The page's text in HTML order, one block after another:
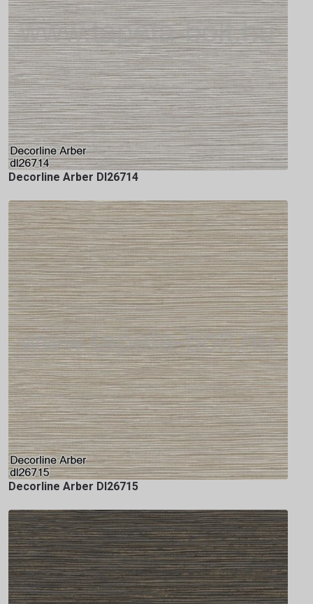
Decorline Arber Dl26714
Decorline Arber Dl26715